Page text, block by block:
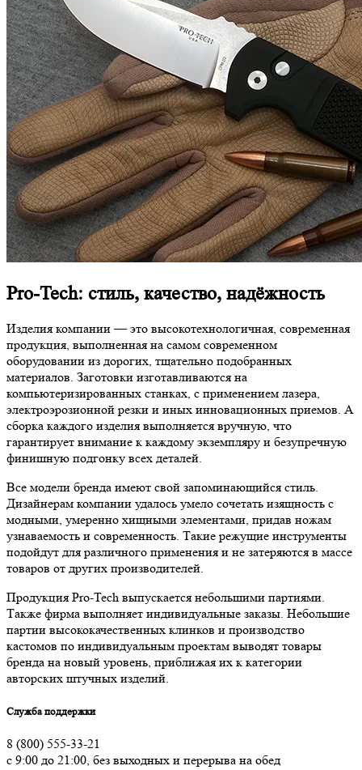
Pro-Tech: стиль, качество, надёжность
Изделия компании — это высокотехнологичная, современная
продукция, выполненная на самом современном
оборудовании из дорогих, тщательно подобранных
материалов. Заготовки изготавливаются на
компьютеризированных станках, с применением лазера,
электроэрозионной резки и иных инновационных приемов. А
сборка каждого изделия выполняется вручную, что
гарантирует внимание к каждому экземпляру и безупречную
финишную подгонку всех деталей.
Все модели бренда имеют свой запоминающийся стиль.
Дизайнерам компании удалось умело сочетать изящность с
модными, умеренно хищными элементами, придав ножам
узнаваемость и современность. Такие режущие инструменты
подойдут для различного применения и не затеряются в массе
товаров от других производителей.
Продукция Pro-Tech выпускается небольшими партиями.
Также фирма выполняет индивидуальные заказы. Небольшие
партии высококачественных клинков и производство
кастомов по индивидуальным проектам выводят товары
бренда на новый уровень, приближая их к категории
авторских штучных изделий.
Служба поддержки
8 (800) 555-33-21
с 9:00 до 21:00, без выходных и перерыва на обед